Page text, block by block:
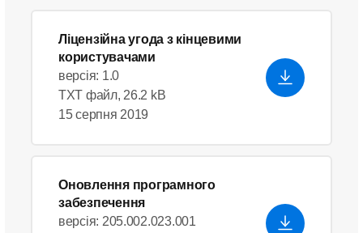
Ліцензійна угода з кінцевими
користувачами
версія: 1.0
TXT файл, 26.2 kB
15 серпня 2019
Оновлення програмного
забезпечення
версія: 205.002.023.001